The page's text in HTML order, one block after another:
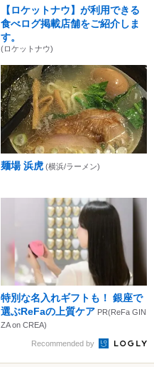
【ロケットナウ】が利用できる
食べログ掲載店舗をご紹介しま
す。
(ロケットナウ)
麺場 浜虎 (横浜/ラーメン)
特別な名入れギフトも！ 銀座で
選ぶReFaの上質ケア PR(ReFa GIN
ZA on CREA)
Recommended by